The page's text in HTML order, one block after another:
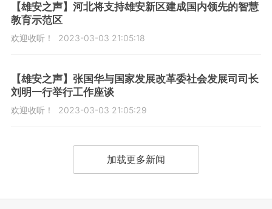
【雄安之声】河北将支持雄安新区建成国内领先的智慧
教育示范区
欢迎收听！ 2023-03-03 21:05:18
【雄安之声】张国华与国家发展改革委社会发展司司长
刘明一行举行工作座谈
欢迎收听！ 2023-03-03 21:05:29
加载更多新闻